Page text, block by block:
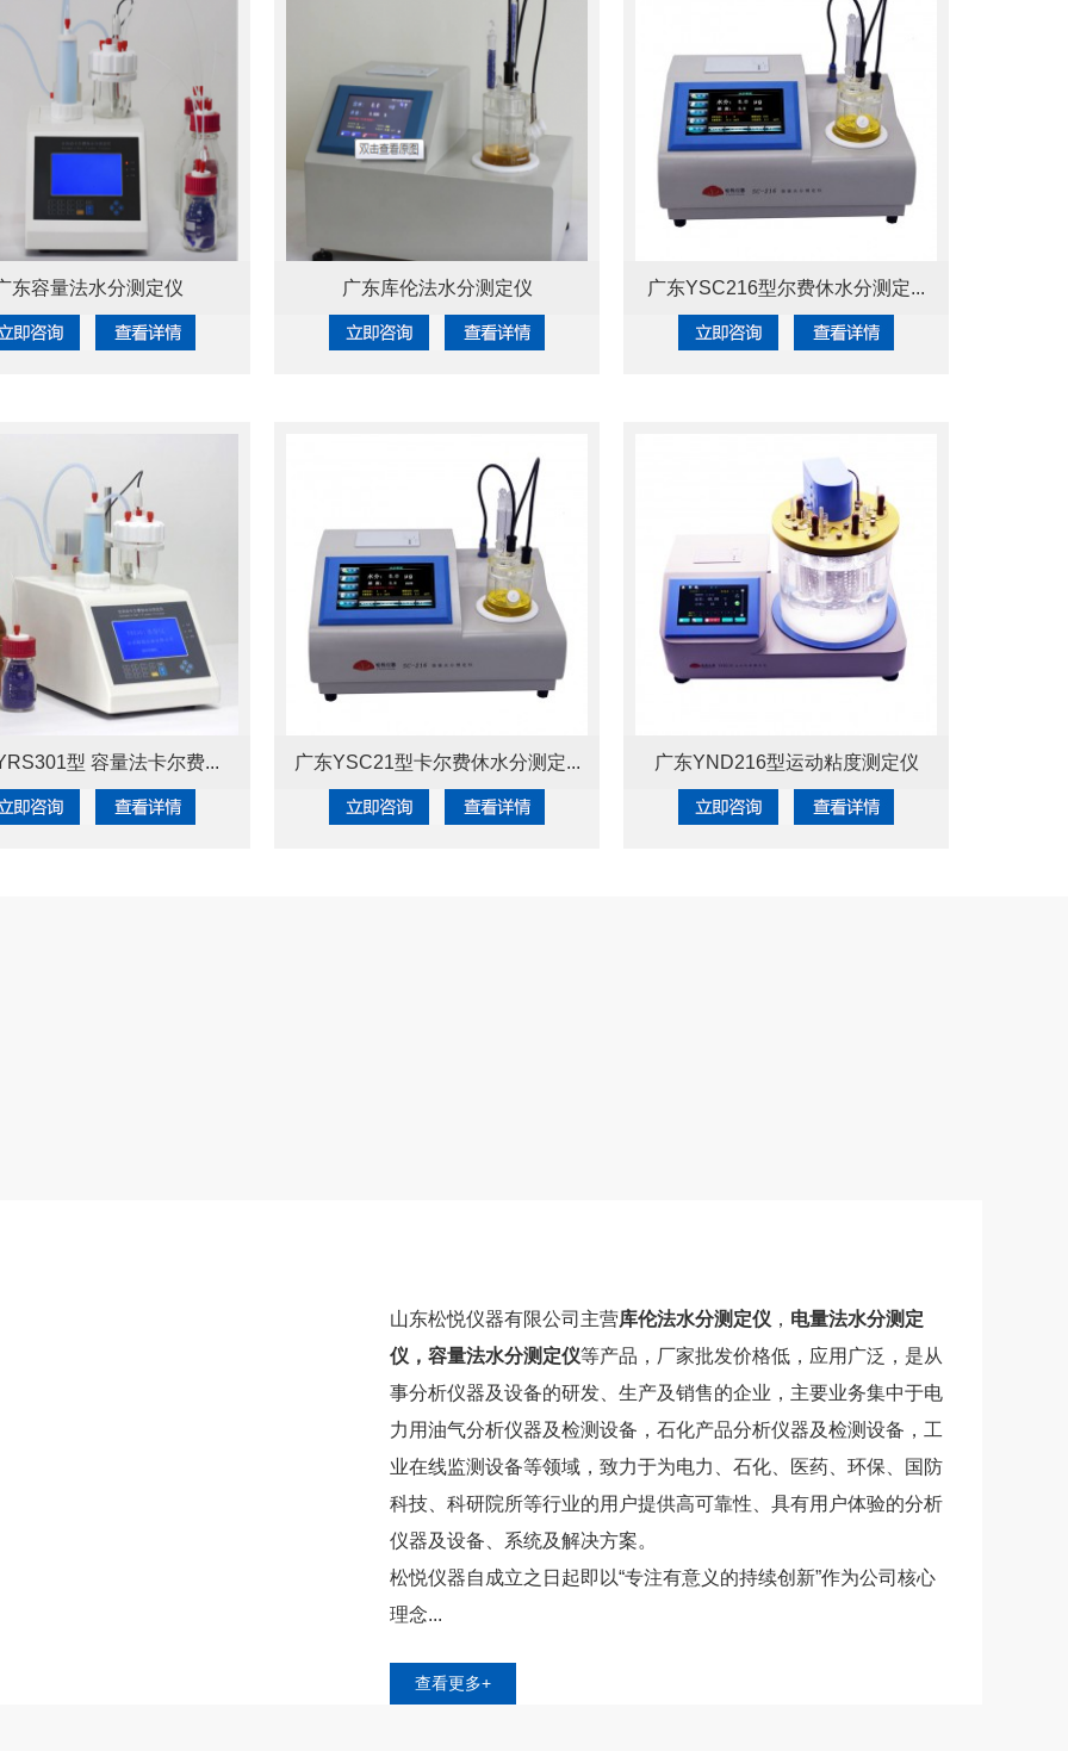
东容量法水分测定仪 广东库伦法水分测定仪 广东YSC216型尔费休水分测定...
型 容量法卡尔费... 广东YSC21型卡尔费休水分测定... 广东YND216型运动粘度测定仪
山东松悦仪器有限公司主营库伦法水分测定仪 ， 电量法水分测定
仪 ， 容量法水分测定仪等产品，厂家批发价格低， 应用广泛， 是从
事分析仪器及设备的研发、生产及销售的企业，主要业务集中于电
力用油气分析仪器及检测设备，石化产品分析仪器及检测设备，工
业在线监测设备等领域，致力于为电力、石化、医药、环保、国防
科技、科研院所等行业的用户提供高可靠性、具有用户体验的分析
仪器及设备、系统及解决方案。
松悦仪器自成立之日起即以“专注有意义的持续创新”作为公司核心
理念...
查看更多+